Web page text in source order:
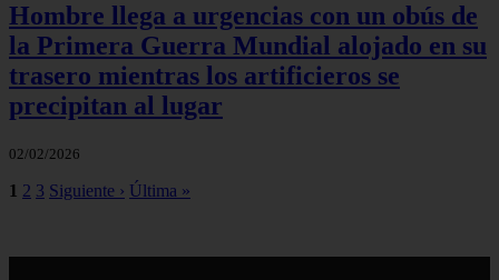
Hombre llega a urgencias con un obús de
la Primera Guerra Mundial alojado en su
trasero mientras los artificieros se
precipitan al lugar
02/02/2026
1 2 3 Siguiente › Última »